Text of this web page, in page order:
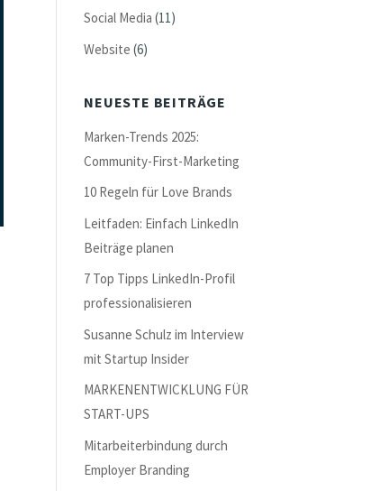
Social Media (11)
Website (6)
NEUESTE BEITRÄGE
Marken-Trends 2025:
Community-First-Marketing
10 Regeln für Love Brands
Leitfaden: Einfach LinkedIn
Beiträge planen
7 Top Tipps LinkedIn-Profil
professionalisieren
Susanne Schulz im Interview
mit Startup Insider
MARKENENTWICKLUNG FÜR
START-UPS
Mitarbeiterbindung durch
Employer Branding